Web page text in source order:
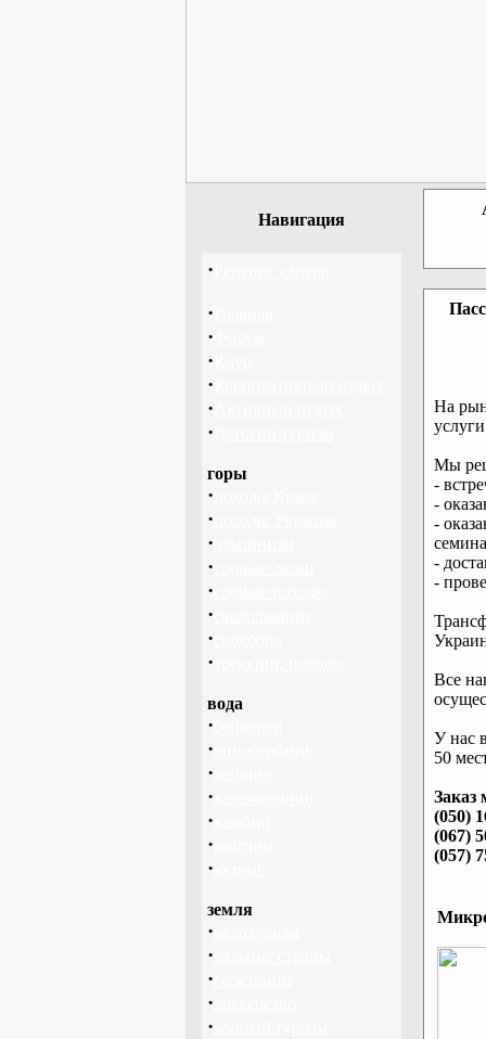
Навигация
·
·
·
·
·
·
·
горы
·
·
·
·
·
·
·
·
вода
·
·
·
·
·
·
·
земля
·
·
·
·
·
На
Мы
-
-
-
-
-
Все
У нас
50
Заказ
(050)
(067)
(057)